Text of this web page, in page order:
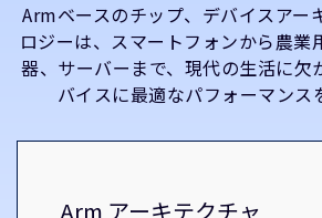
Armベースのチップ、デバイスアー
ロジーは、スマートフォンから農業
器、サーバーまで、現代の生活に欠
バイスに最適なパフォーマンス
Arm アーキテクチャ